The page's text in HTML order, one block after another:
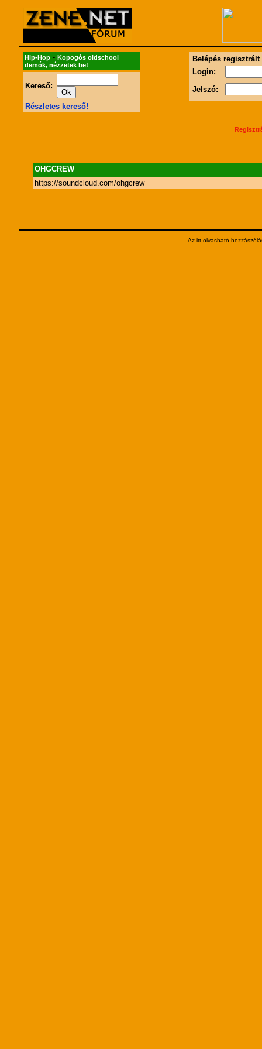
Hip-Hop- Kopogós oldschool
demók, nézzetek be!
Kereső:
Részletes kereső!
Belépés regisztrált
Login:
Jelszó:
OHGCREW
https://soundcloud.com/ohgcrew
Az itt olvasható